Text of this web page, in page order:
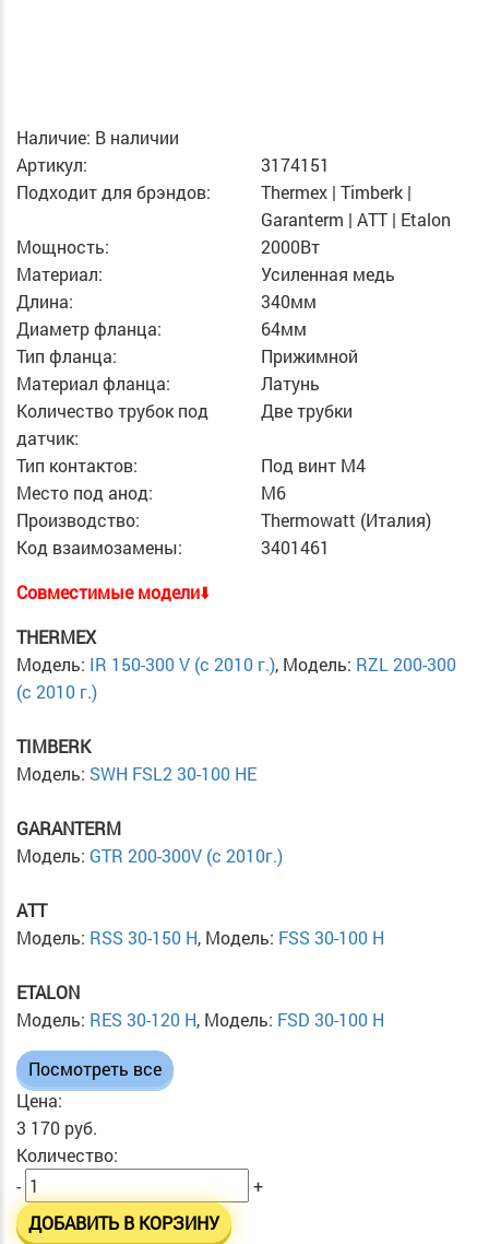
Наличие: В наличии
Артикул:
3174151
Подходит для брэндов:
Thermex | Timberk |
Garanterm | ATT | Etalon
Мощность:
2000Вт
Материал:
Усиленная медь
Длина:
340мм
Диаметр фланца:
64мм
Тип фланца:
Прижимной
Материал фланца:
Латунь
Количество трубок под
датчик:
Две трубки
Тип контактов:
Под винт М4
Место под анод:
M6
Производство:
Thermowatt (Италия)
Код взаимозамены:
3401461
Cовместимые модели⬇️
THERMEX
Модель: IR 150-300 V (c 2010 г.), Модель: RZL 200-300
(c 2010 г.)
TIMBERK
Модель: SWH FSL2 30-100 HE
GARANTERM
Модель: GTR 200-300V (c 2010г.)
ATT
Модель: RSS 30-150 H, Модель: FSS 30-100 H
ETALON
Модель: RES 30-120 H, Модель: FSD 30-100 H
Посмотреть все
Цена:
3 170 руб.
Количество:
-
+
ДОБАВИТЬ В КОРЗИНУ